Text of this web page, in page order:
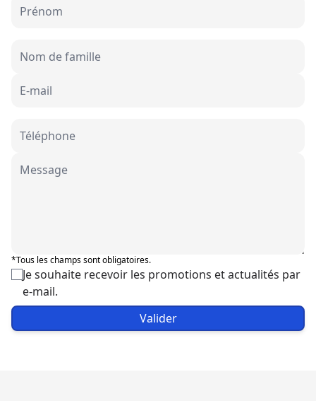
*Tous les champs sont obligatoires.
Je souhaite recevoir les promotions et actualités par
e-mail.
Valider